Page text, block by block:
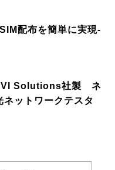
配布を簡単に実現-
Solutions社製 ネ
ットワークテスタ